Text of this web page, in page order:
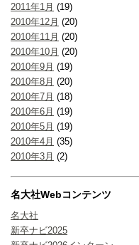
2011年1月 (19)
2010年12月 (20)
2010年11月 (20)
2010年10月 (20)
2010年9月 (19)
2010年8月 (20)
2010年7月 (18)
2010年6月 (19)
2010年5月 (19)
2010年4月 (35)
2010年3月 (2)
名大社Webコンテンツ
名大社
新卒ナビ2025